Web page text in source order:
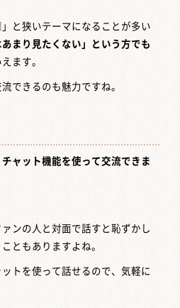
と狭いテーマになることが多い
あまり見たくない」という方でも
ます。
できるのも魅力ですね。
チャット機能を使って交流できま
ンの人と対面で話すと恥ずかし
ともありますよね。
トを使って話せるので、気軽に